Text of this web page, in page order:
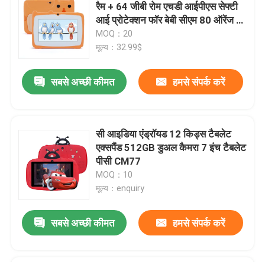
वीआर दिखाएँ
हमारे बारे में
गुणवत्ता नियंत्रण
हमसे संपर्क करें
समाचार
रैम + 64 जीबी रोम एचडी आईपीएस सेफ्टी
आई प्रोटेक्शन फॉर बेबी सीएम 80 ऑरेंज के
साथ
MOQ：20
मूल्य：32.99$
सबसे अच्छी कीमत हमसे संपर्क करें
सी आइडिया एंड्रॉयड 12 किड्स टैबलेट
एक्सपैंड 512GB डुअल कैमरा 7 इंच टैबलेट
पीसी CM77
MOQ：10
मूल्य：enquiry
सबसे अच्छी कीमत हमसे संपर्क करें